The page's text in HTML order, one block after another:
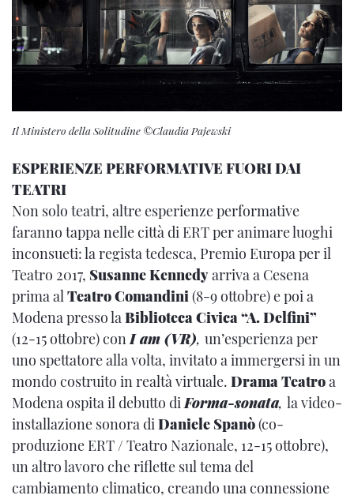
Il Ministero della Solitudine ©Claudia Pajewski
ESPERIENZE PERFORMATIVE FUORI DAI
TEATRI
Non solo teatri, altre esperienze performative
faranno tappa nelle città di ERT per animare luoghi
inconsueti: la regista tedesca, Premio Europa per il
Teatro 2017, Susanne Kennedyarriva a Cesena
prima alTeatro Comandini(8-9 ottobre) e poi a
Modena presso laBiblioteca Civica “A. Delfini”
(12-15 ottobre) conI am (VR), un’esperienza per
uno spettatore alla volta, invitato a immergersi in un
mondo costruito in realtà virtuale. Drama Teatroa
Modena ospita il debutto diForma-sonata, la video-
installazione sonora diDaniele Spanò(co-
produzione ERT / Teatro Nazionale, 12-15 ottobre),
un altro lavoro che riflette sul tema del
cambiamento climatico, creando una connessione